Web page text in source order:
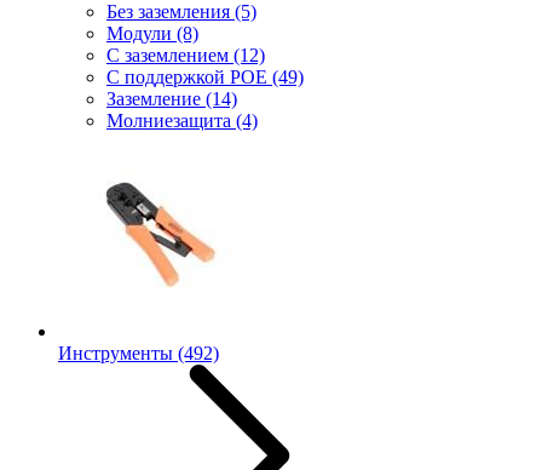
Без заземления (5)
Модули (8)
С заземлением (12)
С поддержкой POE (49)
Заземление (14)
Молниезащита (4)
Инструменты (492)